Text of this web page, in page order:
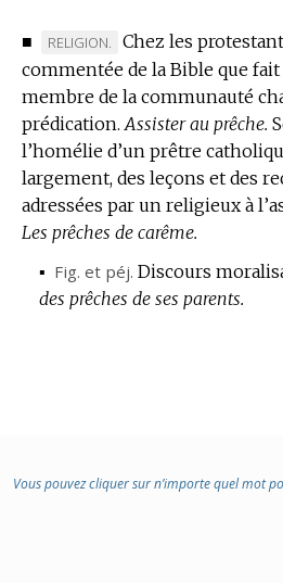
■
MARQUE
DE
DOMAINE
:
RELIGION.
Chez les
commentée de la Bible que
membre de la communauté
prédication. Assister au prêche.
l’homélie d’un prêtre
largement, des leçons et des
adressées par un religieux à
Les prêches de carême.
▪ Fig. et péj. Discours
des prêches de ses parents.
Vous pouvez cliquer sur n’importe quel mot